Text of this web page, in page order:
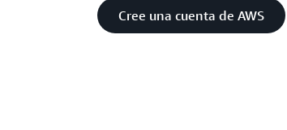
Cree una cuenta de AWS